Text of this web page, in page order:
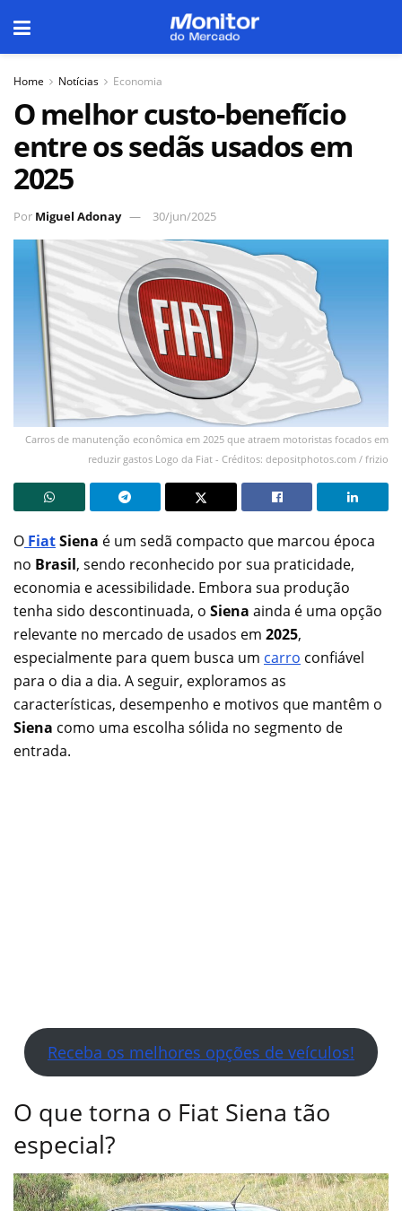
Home Notícias Economia
O melhor custo-benefício
entre os sedãs usados em
2025
Por Miguel Adonay 30/jun/2025
Carros de manutenção econômica em 2025 que atraem motoristas focados em
reduzir gastos Logo da Fiat - Créditos: depositphotos.com / frizio
O FiatSiena é um sedã compacto que marcou época
no Brasil, sendo reconhecido por sua praticidade,
economia e acessibilidade. Embora sua produção
tenha sido descontinuada, o Siena ainda é uma opção
relevante no mercado de usados em 2025,
especialmente para quem busca um carro confiável
para o dia a dia. A seguir, exploramos as
características, desempenho e motivos que mantêm o
Siena como uma escolha sólida no segmento de
entrada.
Receba os melhores opções de veículos!
O que torna o Fiat Siena tão
especial?